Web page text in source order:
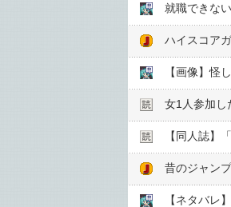
就職できな
ハイスコア
【画像】怪
女1人参加し
【同人誌】
昔のジャン
【ネタバレ